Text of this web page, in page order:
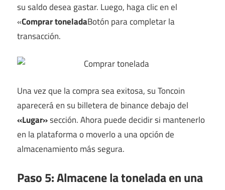
su saldo desea gastar. Luego, haga clic en el
«Comprar toneladaBotón para completar la
transacción.
Una vez que la compra sea exitosa, su Toncoin
aparecerá en su billetera de binance debajo del
«Lugar»sección. Ahora puede decidir si mantenerlo
en la plataforma o moverlo a una opción de
almacenamiento más segura.
Paso 5: Almacene la tonelada en una